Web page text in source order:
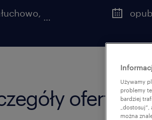
,
oferty
Używamy
problemy
bardziej
można